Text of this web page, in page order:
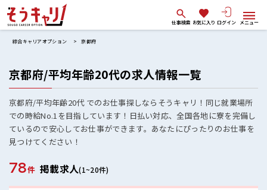
仕事検索 お気に入り ログイン メニュー
綜合キャリアオプション 京都府
京都府/平均年齢20代の求人情報一覧
京都府/平均年齢20代 でのお仕事探しならそうキャリ！同じ就業場所
での時給No.1を目指しています！日払い対応、全国各地に寮を完備し
ているので安心してお仕事ができます。あなたにぴったりのお仕事を
見つけてください！
78件 掲載求人(1~20件)